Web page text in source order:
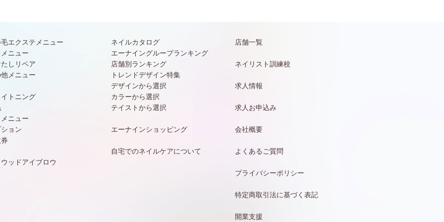
エクステメニュー
ニュー
しリペア
メニュー
トニング
ニュー
ョン
ッドアイブロウ
ネイルカタログ
エーナイングループランキング
店舗別ランキング
トレンドデザイン特集
デザインから選択
カラーから選択
テイストから選択
エーナインショッピング
自宅でのネイルケアについて
店舗一覧
ネイリスト訓練校
求人情報
求人お申込み
会社概要
よくあるご質問
プライバシーポリシー
特定商取引法に基づく表記
開業支援